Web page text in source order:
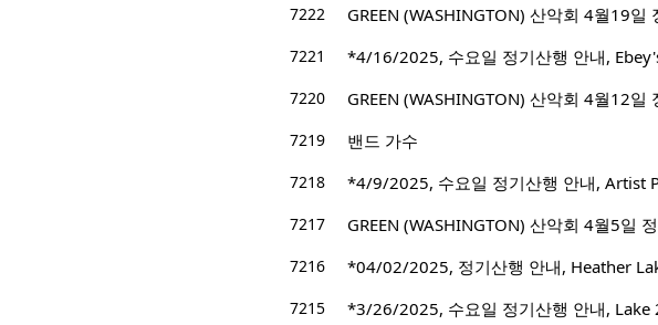
7222 GREEN (WASHINGTON) 산악회 4월19일
7221 *4/16/2025, 수요일 정기산행 안내,
7220 GREEN (WASHINGTON) 산악회 4월12일
7219 밴드 가수
7218 *4/9/2025, 수요일 정기산행 안내, Artist
7217 GREEN (WASHINGTON) 산악회 4월5일
7216 *04/02/2025, 정기산행 안내, Heather
7215 *3/26/2025, 수요일 정기산행 안내, Lake